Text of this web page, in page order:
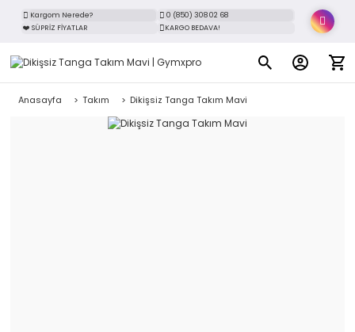
Kargom Nerede?
0 (850) 308 02 68
❤️ SÜPRİZ FİYATLAR
KARGO BEDAVA!
Anasayfa Takım Dikişsiz Tanga Takım Mavi